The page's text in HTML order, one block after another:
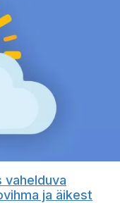
vahelduva
ja äikest